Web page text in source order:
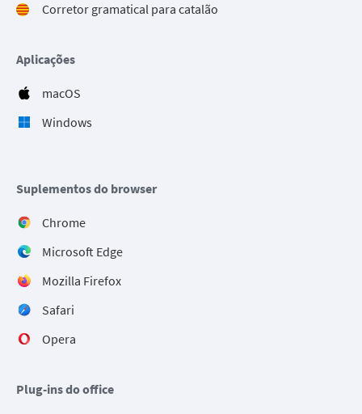
Corretor gramatical para catalão
Aplicações
macOS
Windows
Suplementos do browser
Chrome
Microsoft Edge
Mozilla Firefox
Safari
Opera
Plug-ins do office